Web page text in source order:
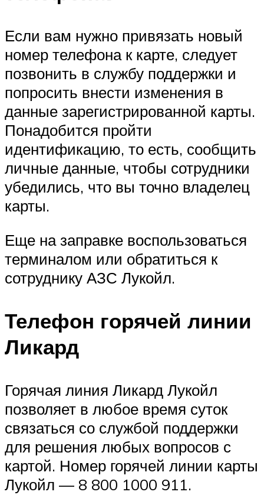
Если вам нужно привязать новый
номер телефона к карте, следует
позвонить в службу поддержки и
попросить внести изменения в
данные зарегистрированной карты.
Понадобится пройти
идентификацию, то есть, сообщить
личные данные, чтобы сотрудники
убедились, что вы точно владелец
карты.
Еще на заправке воспользоваться
терминалом или обратиться к
сотруднику АЗС Лукойл.
Телефон горячей линии
Ликард
Горячая линия Ликард Лукойл
позволяет в любое время суток
связаться со службой поддержки
для решения любых вопросов с
картой. Номер горячей линии карты
Лукойл — 8 800 1000 911.